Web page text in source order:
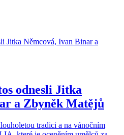
odnesli Jitka
a Zbyněk Matějů
tradici a na vánočním